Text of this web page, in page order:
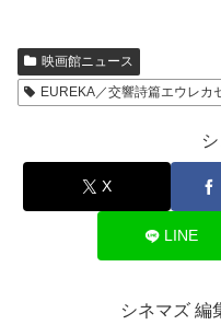
映画館ニュース
EUREKA／交響詩篇エウレカ
X
LINE
シネマズ 編